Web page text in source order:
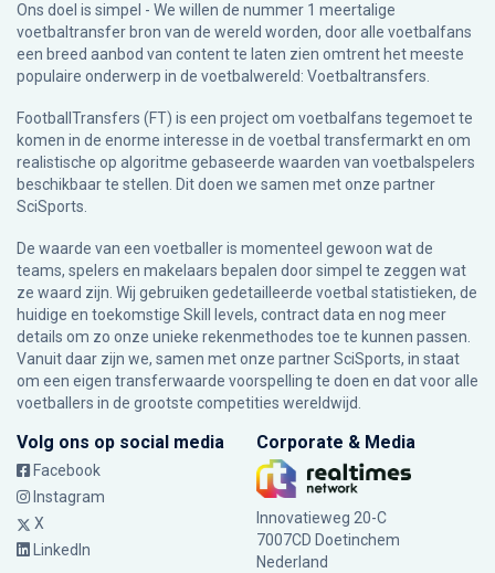
Ons doel is simpel - We willen de nummer 1 meertalige
voetbaltransfer bron van de wereld worden, door alle voetbalfans
een breed aanbod van content te laten zien omtrent het meeste
populaire onderwerp in de voetbalwereld: Voetbaltransfers.
FootballTransfers (FT) is een project om voetbalfans tegemoet te
komen in de enorme interesse in de voetbal transfermarkt en om
realistische op algoritme gebaseerde waarden van voetbalspelers
beschikbaar te stellen. Dit doen we samen met onze partner
SciSports
De waarde van een voetballer is momenteel gewoon wat de
teams, spelers en makelaars bepalen door simpel te zeggen wat
ze waard zijn. Wij gebruiken gedetailleerde voetbal statistieken, de
huidige en toekomstige Skill levels, contract data en nog meer
details om zo onze unieke rekenmethodes toe te kunnen passen.
Vanuit daar zijn we, samen met onze partner SciSports, in staat
om een eigen transferwaarde voorspelling te doen en dat voor alle
voetballers in de grootste competities wereldwijd.
Volg ons op social media
Facebook
Instagram
X
LinkedIn
Corporate & Media
Innovatieweg 20-C
7007CD Doetinchem
Nederland